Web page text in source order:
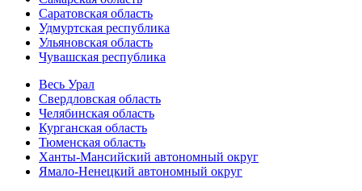
Саратовская область
Удмуртская республика
Ульяновская область
Чувашская республика
Весь Урал
Свердловская область
Челябинская область
Курганская область
Тюменская область
Ханты-Мансийский автономный округ
Ямало-Ненецкий автономный округ